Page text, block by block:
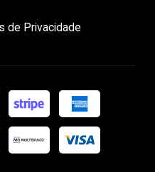
de Privacidade